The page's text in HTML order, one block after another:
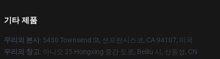
기타 제품
우리의 본사: 5450 Townsend St, 샌프란시스코, CA 94107, 미국
우리의 창고: 아니오 25 Hongxing 중간 도로, Beiliu 시, 산동성, CN